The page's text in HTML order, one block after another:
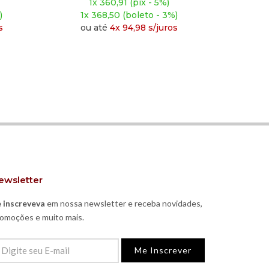
1x 313,41 (pix - 5%)
1x 320,00 (boleto - 3%)
ou até4x 82,48 s/juros
inscreveva em nossa newsletter e receba novidades,
e muito mais.
Me Inscrever